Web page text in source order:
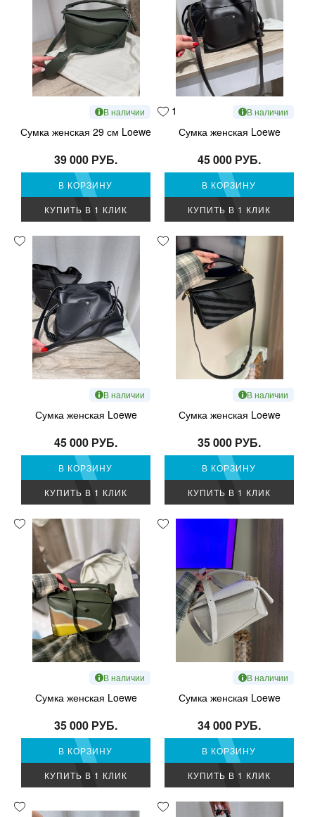
В наличии
Сумка женская 29 см Loewe
39 000 РУБ.
В КОРЗИНУ
КУПИТЬ В 1 КЛИК
1 В наличии
Сумка женская Loewe
45 000 РУБ.
В КОРЗИНУ
КУПИТЬ В 1 КЛИК
В наличии
Сумка женская Loewe
45 000 РУБ.
В КОРЗИНУ
КУПИТЬ В 1 КЛИК
В наличии
Сумка женская Loewe
35 000 РУБ.
В КОРЗИНУ
КУПИТЬ В 1 КЛИК
В наличии
Сумка женская Loewe
35 000 РУБ.
В КОРЗИНУ
КУПИТЬ В 1 КЛИК
В наличии
Сумка женская Loewe
34 000 РУБ.
В КОРЗИНУ
КУПИТЬ В 1 КЛИК